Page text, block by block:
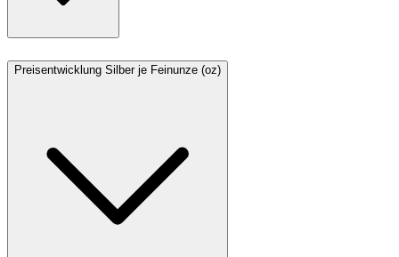
Preisentwicklung Silber je Feinunze (oz)